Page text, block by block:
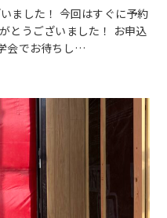
ました！ 今回はすぐに予約
とうございました！ お申込
会でお待ちし…